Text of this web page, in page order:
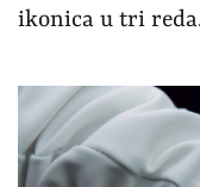
ikonica u tri